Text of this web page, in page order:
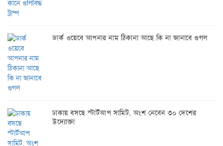
ডার্ক ওয়েবে আপনার নাম ঠিকানা আছে কি না জানাবে গুগল
ঢাকায় বসছে স্টার্টআপ সামিট, অংশ নেবেন ৩০ দেশের
উদ্যোক্তা